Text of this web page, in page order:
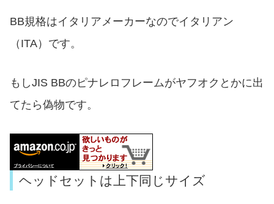
BB規格はイタリアメーカーなのでイタリアン
（ITA）です。
もしJIS BBのピナレロフレームがヤフオクとかに出
てたら偽物です。
ヘッドセットは上下同じサイズ